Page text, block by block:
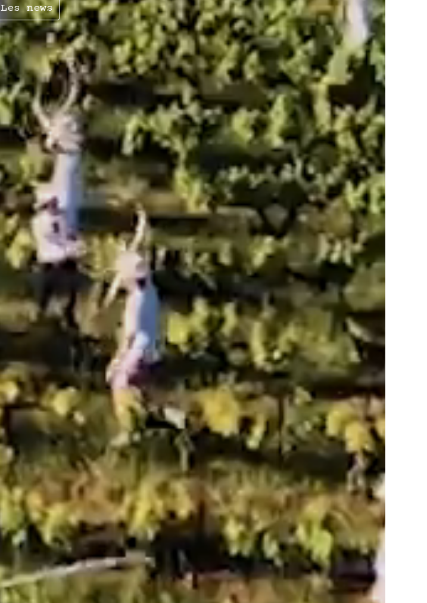
Les news